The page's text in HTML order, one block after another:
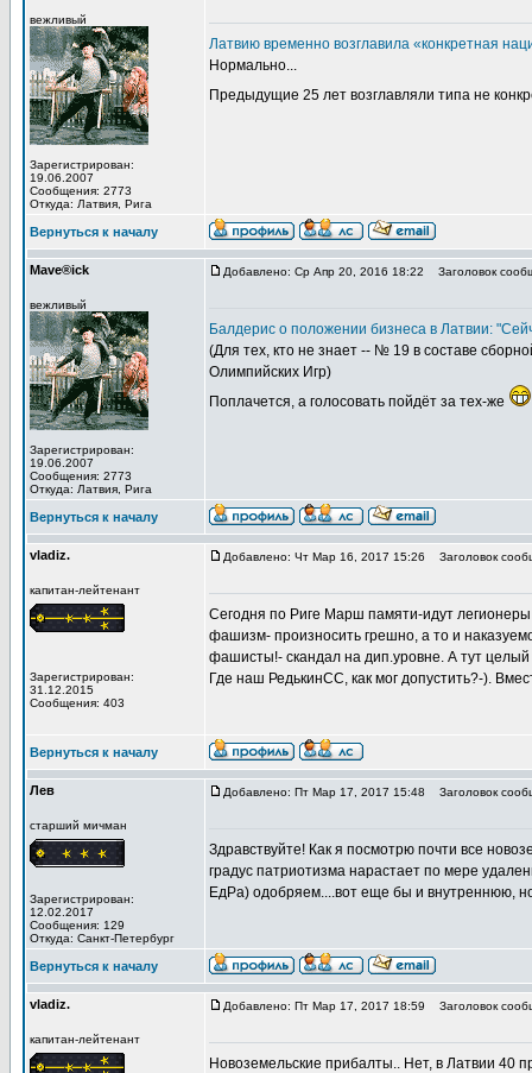
вежливый
Зарегистрирован:
19.06.2007
Сообщения: 2773
Откуда: Латвия, Рига
Латвию временно возглавила «конкретная
Нормально...
Предыдущие 25 лет возглавляли типа не
Вернуться к началу
Mave®ick
вежливый
Зарегистрирован:
19.06.2007
Сообщения: 2773
Откуда: Латвия, Рига
Добавлено: Ср Апр 20, 2016 18:22 Заголовок
Балдерис о положении бизнеса в Латвии:
(Для тех, кто не знает -- № 19 в составе
Олимпийских Игр)
Поплачется, а голосовать пойдёт за тех-же
Вернуться к началу
vladiz.
капитан-лейтенант
Зарегистрирован:
31.12.2015
Сообщения: 403
Добавлено: Чт Мар 16, 2017 15:26 Заголовок
Сегодня по Риге Марш памяти-идут
фашизм- произносить грешно, а то и
фашисты!- скандал на дип.уровне. А тут
Где наш РедькинСС, как мог допустить?-).
Вернуться к началу
Лев
старший мичман
Зарегистрирован:
12.02.2017
Сообщения: 129
Откуда: Санкт-Петербург
Добавлено: Пт Мар 17, 2017 15:48 Заголовок
Здравствуйте! Как я посмотрю почти все
градус патриотизма нарастает по мере
ЕдРа) одобряем....вот еще бы и внутреннюю,
Вернуться к началу
vladiz.
капитан-лейтенант
Добавлено: Пт Мар 17, 2017 18:59 Заголовок
Новоземельские прибалты.. Нет, в Латвии 40